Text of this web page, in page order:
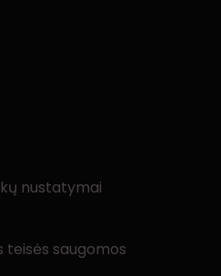
nustatymai
teisės saugomos